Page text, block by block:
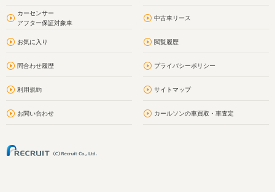
カーセンサー
アフター保証対象車
中古車リース
お気に入り 閲覧履歴
問合わせ履歴 プライバシーポリシー
利用規約 サイトマップ
お問い合わせ カールソンの車買取・車査定